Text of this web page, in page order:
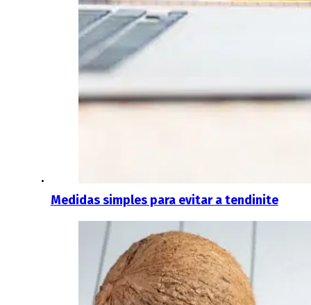
Medidas simples para evitar a tendinite